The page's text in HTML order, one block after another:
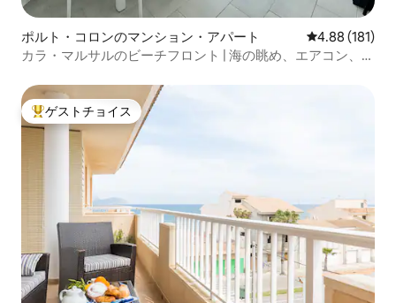
ポルト・コロンのマンション・アパート レビュー181
4.88 (181)
カラ・マルサルのビーチフロント | 海の眺め、エアコン、モ
大好評のゲストチョイスです。
ゲストチョイス